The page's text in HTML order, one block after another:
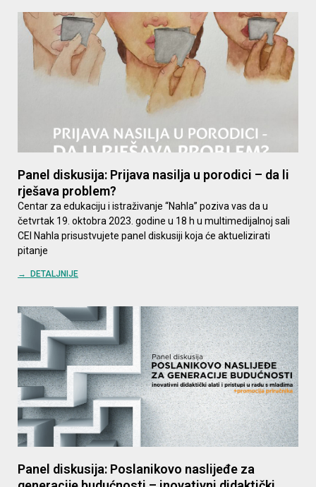
Panel diskusija: Prijava nasilja u porodici – da li
rješava problem?
Centar za edukaciju i istraživanje “Nahla” poziva vas da u
četvrtak 19. oktobra 2023. godine u 18 h u multimedijalnoj sali
CEI Nahla prisustvujete panel diskusiji koja će aktuelizirati
pitanje
→ DETALJNIJE
Panel diskusija: Poslanikovo naslijeđe za